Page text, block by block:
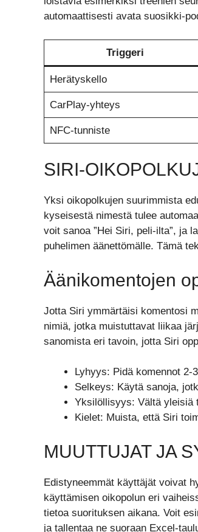
automaattisesti avata suosikki-
Triggeri
Herätyskello
CarPlay-yhteys
NFC-tunniste
SIRI-
Yksi oikopolkujen suurimmista
kyseisestä nimestä tulee
voit sanoa ”Hei Siri, peli-ilta”, ja
puhelimen äänettömälle. Tämä
Äänikomentojen
Jotta Siri ymmärtäisi komentosi
nimiä, jotka muistuttavat liikaa
sanomista eri tavoin, jotta Siri
Lyhyys: Pidä komennot 2-
Selkeys: Käytä sanoja,
Yksilöllisyys: Vältä yleisiä
Kielet: Muista, että Siri
MUUTTUJAT JA
Edistyneemmät käyttäjät voivat
käyttämisen oikopolun eri
tietoa suorituksen aikana. Voit
ja tallentaa ne suoraan Excel-